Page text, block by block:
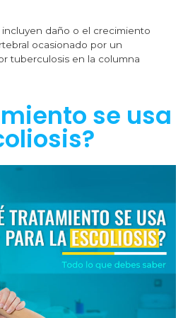
incluyen daño o el crecimiento
ocasionado por un
tuberculosis en la columna
se usa